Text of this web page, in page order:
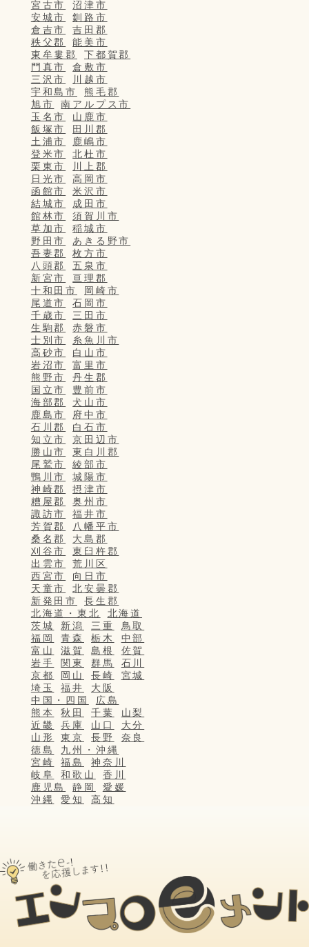
宮古市
沼津市
安城市
釧路市
倉吉市
吉田郡
秩父郡
能美市
東牟婁郡
下都賀郡
門真市
倉敷市
三沢市
川越市
宇和島市
熊毛郡
旭市
南アルプス市
玉名市
山鹿市
飯塚市
田川郡
土浦市
鹿嶋市
登米市
北杜市
栗東市
川上郡
日光市
高岡市
函館市
米沢市
結城市
成田市
館林市
須賀川市
草加市
稲城市
野田市
あきる野市
吾妻郡
枚方市
八頭郡
五泉市
新宮市
亘理郡
十和田市
岡崎市
尾道市
石岡市
千歳市
三田市
生駒郡
赤磐市
士別市
糸魚川市
高砂市
白山市
岩沼市
富里市
熊野市
丹生郡
国立市
豊前市
海部郡
犬山市
鹿島市
府中市
石川郡
白石市
知立市
京田辺市
勝山市
東白川郡
尾鷲市
綾部市
鴨川市
城陽市
神崎郡
摂津市
糟屋郡
奥州市
諏訪市
福井市
芳賀郡
八幡平市
桑名郡
大島郡
刈谷市
東臼杵郡
出雲市
荒川区
西宮市
向日市
天童市
北安曇郡
新発田市
長生郡
北海道・東北
北海道
茨城
新潟 三重
鳥取
福岡
青森 栃木
中部
富山
滋賀 島根
佐賀
岩手
関東 群馬
石川
京都
岡山 長崎
宮城
埼玉
福井
大阪
中国・四国
広島
熊本
秋田 千葉
山梨
近畿
兵庫 山口
大分
山形
東京 長野
奈良
徳島
九州・沖縄
宮崎
福島
神奈川
岐阜
和歌山
香川
鹿児島
静岡
愛媛
沖縄
愛知 高知